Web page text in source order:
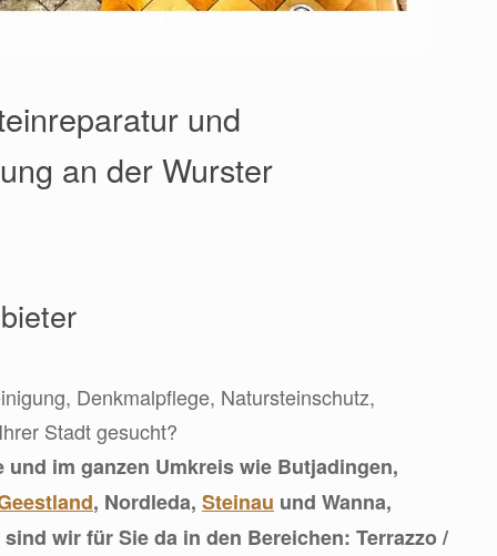
und
an der Wurster
Denkmalpflege, Natursteinschutz,
Stadt gesucht?
und im ganzen Umkreis wie Butjadingen,
, Nordleda, Steinau und Wanna,
sind wir für Sie da in den Bereichen: Terrazzo /